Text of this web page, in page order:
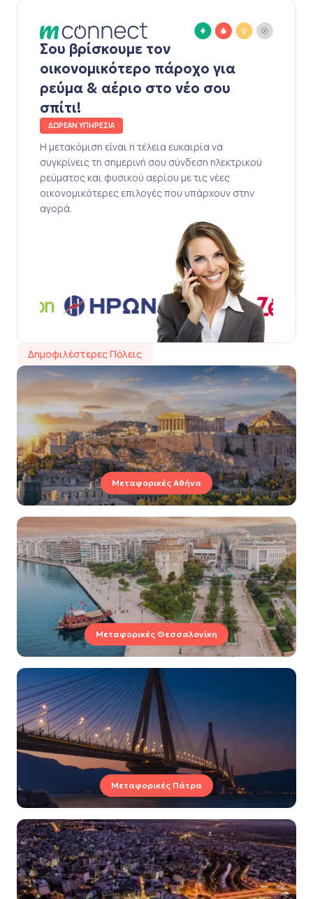
Σου βρίσκουμε τον
οικονομικότερο πάροχο για
ρεύμα & αέριο στο νέο σου
σπίτι!
ΔΩΡΕΑΝ ΥΠΗΡΕΣΙΑ
Η μετακόμιση είναι η τέλεια ευκαιρία να
συγκρίνεις τη σημερινή σου σύνδεση ηλεκτρικού
ρεύματος και φυσικού αερίου με τις νέες
οικονομικότερες επιλογές που υπάρχουν στην
αγορά.
Δημοφιλέστερες Πόλεις
Μεταφορικές Αθήνα
Μεταφορικές Θεσσαλονίκη
Μεταφορικές Πάτρα